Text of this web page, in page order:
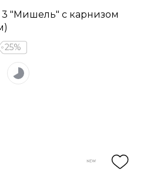
3 "Мишель" с карнизом
25%